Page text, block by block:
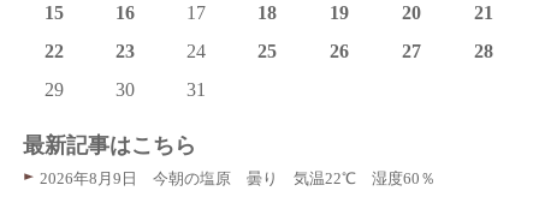
15
16 17 18 19 20
21
22
23 24 25 26 27
28
29
30 31
最新記事はこちら
2026年8月9日 今朝の塩原 曇り 気温22℃ 湿度60％